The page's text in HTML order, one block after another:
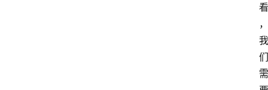
看
，
我
们
需